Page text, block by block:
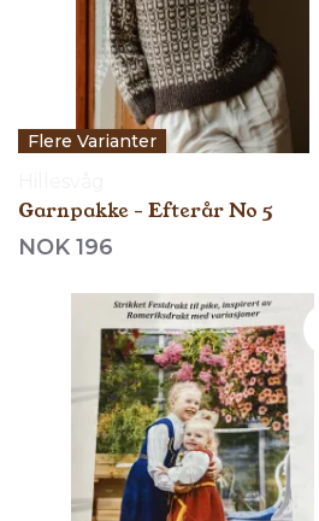
Flere Varianter
Garnpakke - Efterår No 5
NOK 196